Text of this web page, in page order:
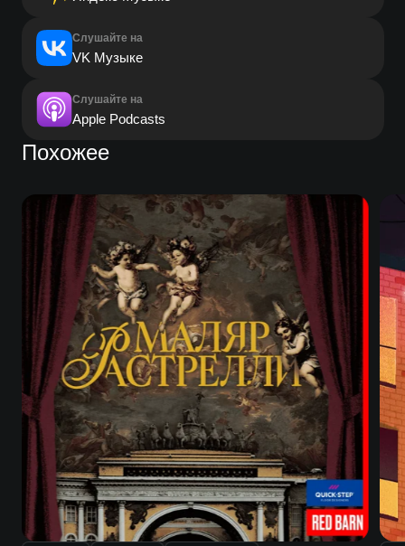
Слушайте на
VK Музыке
Слушайте на
Apple Podcasts
Похожее